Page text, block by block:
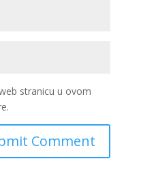
stranicu u ovom